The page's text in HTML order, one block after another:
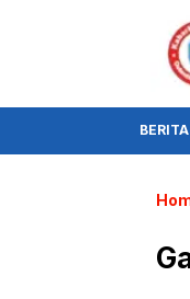
BERITA